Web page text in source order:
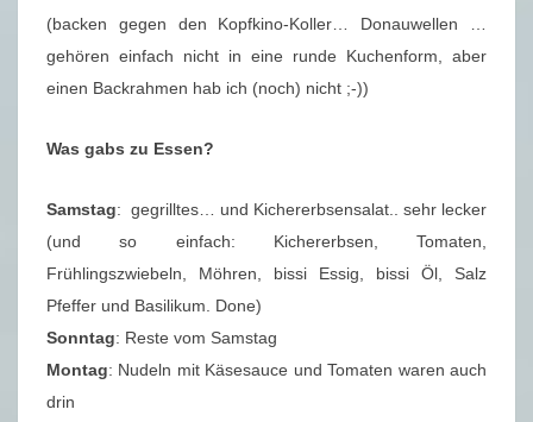
(backen gegen den Kopfkino-Koller… Donauwellen …
gehören einfach nicht in eine runde Kuchenform, aber
einen Backrahmen hab ich (noch) nicht ;-))
Was gabs zu Essen?
Samstag: gegrilltes… und Kichererbsensalat.. sehr lecker
(und so einfach: Kichererbsen, Tomaten,
Frühlingszwiebeln, Möhren, bissi Essig, bissi Öl, Salz
Pfeffer und Basilikum. Done)
Sonntag: Reste vom Samstag
Montag: Nudeln mit Käsesauce und Tomaten waren auch
drin